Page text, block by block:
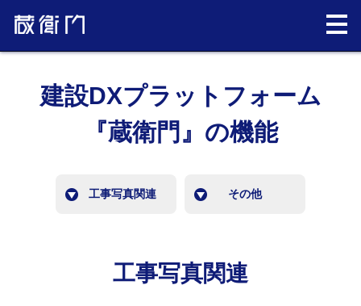
建設DXプラットフォーム
『蔵衛門』の機能
工事写真関連 その他
工事写真関連